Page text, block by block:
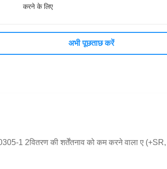
करने के लिए
अभी पूछताछ करें
1 2वितरण की शर्तेंतनाव को कम करने वाला ए